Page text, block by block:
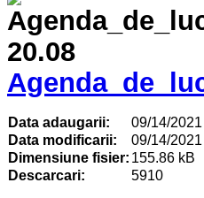
Data adaugarii:
09/14/2021
Data modificarii:
09/14/2021
Dimensiune fisier: 155.86 kB
Descarcari:
5910